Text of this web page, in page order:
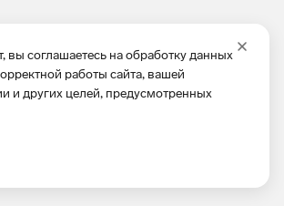
вы соглашаетесь на обработку данных
работы сайта, вашей
и других целей, предусмотренных